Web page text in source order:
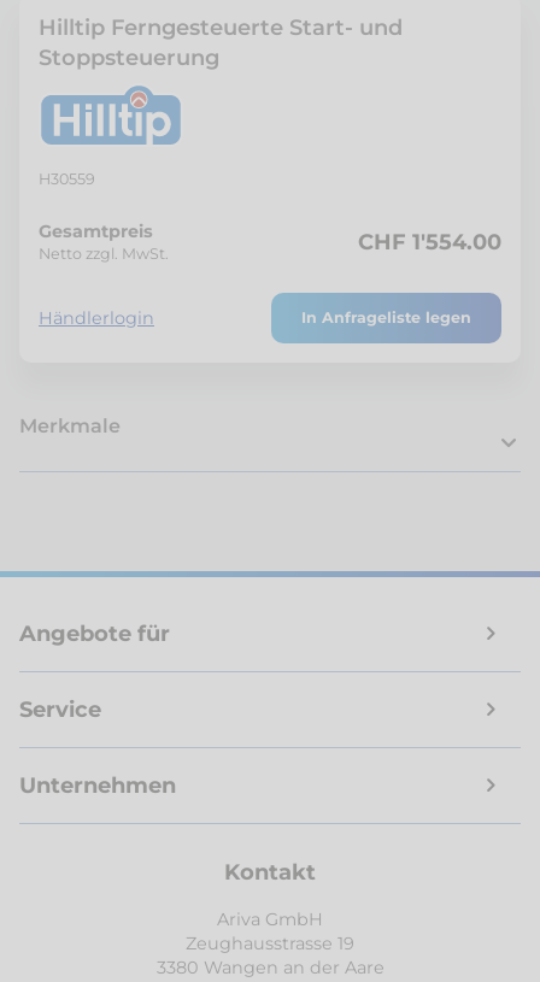
Hilltip Ferngesteuerte Start- und
Stoppsteuerung
H30559
Gesamtpreis
Netto zzgl. MwSt. CHF 1'554.00
Händlerlogin In Anfrageliste legen
Merkmale
Angebote für
Service
Unternehmen
Kontakt
Ariva GmbH
Zeughausstrasse 19
3380 Wangen an der Aare